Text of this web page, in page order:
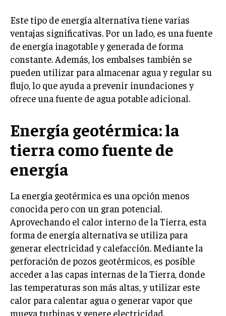
Este tipo de energía alternativa tiene varias
ventajas significativas. Por un lado, es una fuente
de energía inagotable y generada de forma
constante. Además, los embalses también se
pueden utilizar para almacenar agua y regular su
flujo, lo que ayuda a prevenir inundaciones y
ofrece una fuente de agua potable adicional.
Energía geotérmica: la
tierra como fuente de
energía
La energía geotérmica es una opción menos
conocida pero con un gran potencial.
Aprovechando el calor interno de la Tierra, esta
forma de energía alternativa se utiliza para
generar electricidad y calefacción. Mediante la
perforación de pozos geotérmicos, es posible
acceder a las capas internas de la Tierra, donde
las temperaturas son más altas, y utilizar este
calor para calentar agua o generar vapor que
mueva turbinas y genere electricidad.